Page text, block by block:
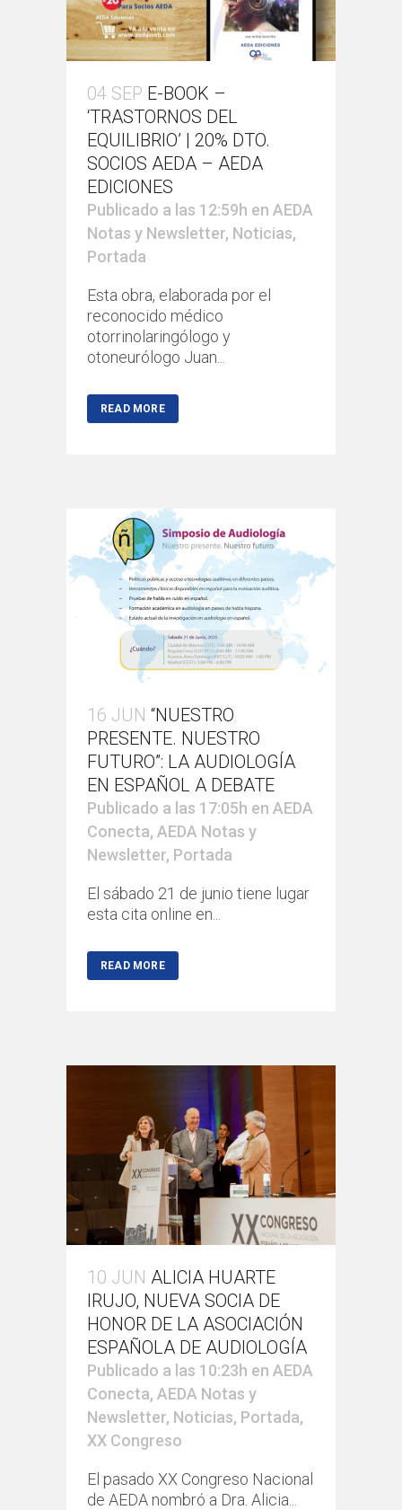
04 SEP E-BOOK –
‘TRASTORNOS DEL
EQUILIBRIO’ | 20% DTO.
SOCIOS AEDA – AEDA
EDICIONES
Publicado a las 12:59h en AEDA
Notas y Newsletter, Noticias,
Portada
Esta obra, elaborada por el
reconocido médico
otorrinolaringólogo y
otoneurólogo Juan...
READ MORE
16 JUN “NUESTRO
PRESENTE. NUESTRO
FUTURO”: LA AUDIOLOGÍA
EN ESPAÑOL A DEBATE
Publicado a las 17:05h en AEDA
Conecta, AEDA Notas y
Newsletter, Portada
El sábado 21 de junio tiene lugar
esta cita online en...
READ MORE
10 JUN ALICIA HUARTE
IRUJO, NUEVA SOCIA DE
HONOR DE LA ASOCIACIÓN
ESPAÑOLA DE AUDIOLOGÍA
Publicado a las 10:23h en AEDA
Conecta, AEDA Notas y
Newsletter, Noticias, Portada,
XX Congreso
El pasado XX Congreso Nacional
de AEDA nombró a Dra. Alicia...